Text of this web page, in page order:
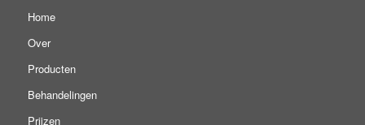
Home
Over
Producten
Behandelingen
Prijzen